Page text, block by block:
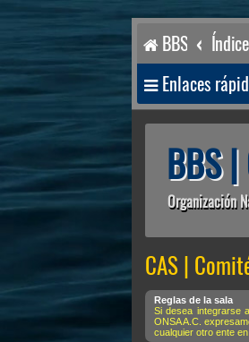
BBS
Enlaces
BBS |
Organización
CAS |
Reglas de la sala
Si desea integrarse
ONSA A.C.
cualquier otro ente